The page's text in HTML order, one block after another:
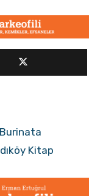
Kitap